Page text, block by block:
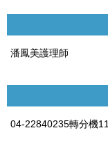
潘鳳美護理師
04-22840235轉分機11